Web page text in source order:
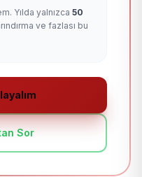
Yılda yalnızca 50
ve fazlası bu
Sor